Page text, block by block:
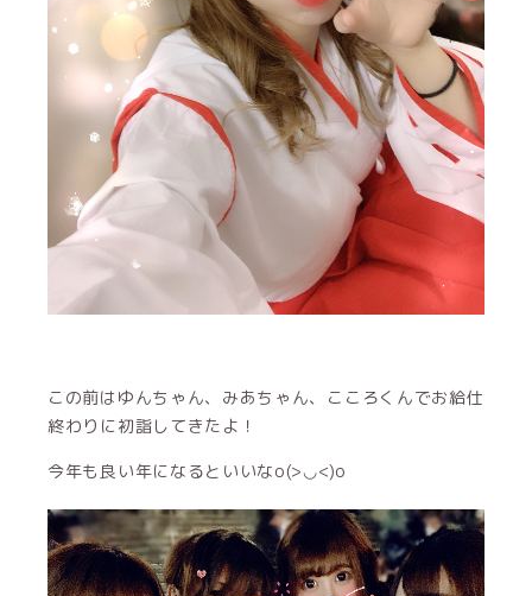
この前はゆんちゃん、みあちゃん、こころくんでお給仕
終わりに初詣してきたよ！
今年も良い年になるといいなo(>◡<)o